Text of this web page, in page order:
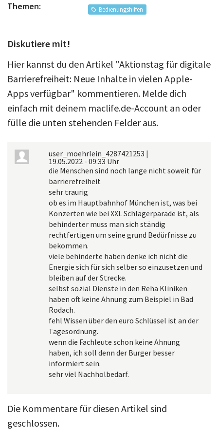
Themen:
Bedienungshilfen
Diskutiere mit!
Hier kannst du den Artikel "Aktionstag für digitale
Barrierefreiheit: Neue Inhalte in vielen Apple-
Apps verfügbar" kommentieren. Melde dich
einfach mit deinem maclife.de-Account an oder
fülle die unten stehenden Felder aus.
user_moehrlein_4287421253 |
19.05.2022 - 09:33 Uhr
die Menschen sind noch lange nicht soweit für
barrierefreiheit
sehr traurig
ob es im Hauptbahnhof München ist, was bei
Konzerten wie bei XXL Schlagerparade ist, als
behinderter muss man sich ständig
rechtfertigen um seine grund Bedürfnisse zu
bekommen.
viele behinderte haben denke ich nicht die
Energie sich für sich selber so einzusetzen und
bleiben auf der Strecke.
selbst sozial Dienste in den Reha Kliniken
haben oft keine Ahnung zum Beispiel in Bad
Rodach.
fehl Wissen über den euro Schlüssel ist an der
Tagesordnung.
wenn die Fachleute schon keine Ahnung
haben, ich soll denn der Burger besser
informiert sein.
sehr viel Nachholbedarf.
Die Kommentare für diesen Artikel sind
geschlossen.